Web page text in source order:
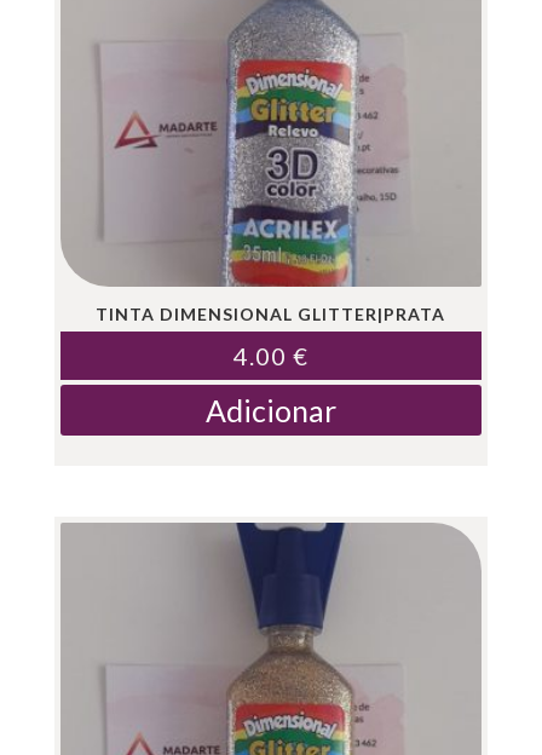
TINTA DIMENSIONAL GLITTER|PRATA
4.00 €
Adicionar